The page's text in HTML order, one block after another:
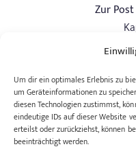
Um dir ein optimales Erlebnis zu
um Geräteinformationen zu
diesen Technologien zustimmst,
eindeutige IDs auf dieser Website
erteilst oder zurückziehst, können
beeinträchtigt werden.
Zur
Phone: